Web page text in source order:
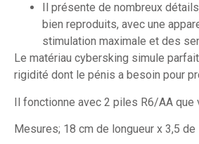
Il présente de nombreux
bien reproduits, avec une
stimulation maximale et des
Le matériau cybersking simule
rigidité dont le pénis a besoin pour
Il fonctionne avec 2 piles R6/AA que
Mesures; 18 cm de longueur x 3,5 de